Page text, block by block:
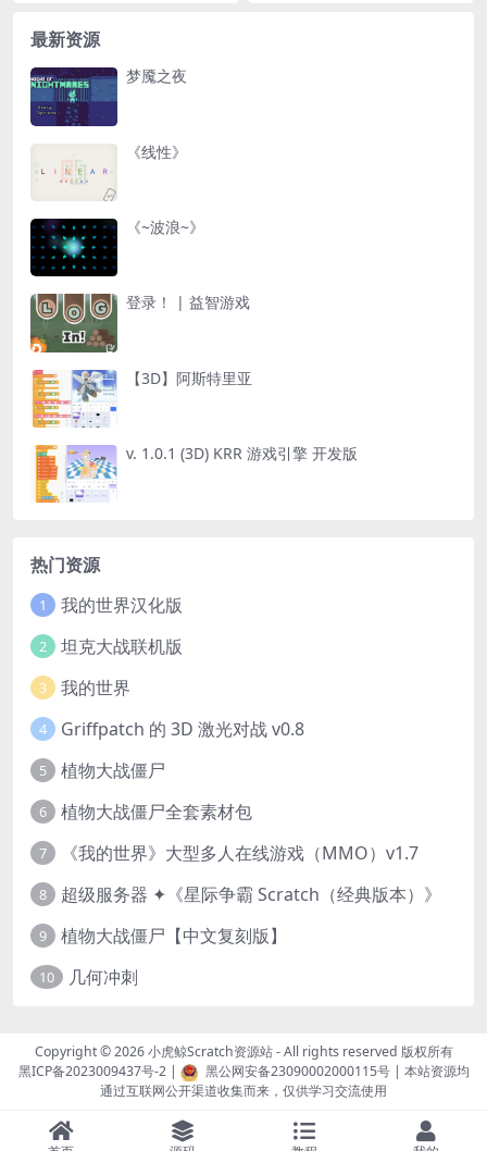
最新资源
梦魇之夜
《线性》
《~波浪~》
登录！ | 益智游戏
【3D】阿斯特里亚
v. 1.0.1 (3D) KRR 游戏引擎 开发版
热门资源
1 我的世界汉化版
2 坦克大战联机版
3 我的世界
4 Griffpatch 的 3D 激光对战 v0.8
5 植物大战僵尸
6 植物大战僵尸全套素材包
7 《我的世界》大型多人在线游戏（MMO）v1.7
8 超级服务器 ✦《星际争霸 Scratch（经典版本）》
9 植物大战僵尸【中文复刻版】
10 几何冲刺
Copyright © 2026小虎鲸Scratch资源站- All rights reserved 版权所有
黑ICP备2023009437号-2| 黑公网安备23090002000115号| 本站资源均
通过互联网公开渠道收集而来，仅供学习交流使用